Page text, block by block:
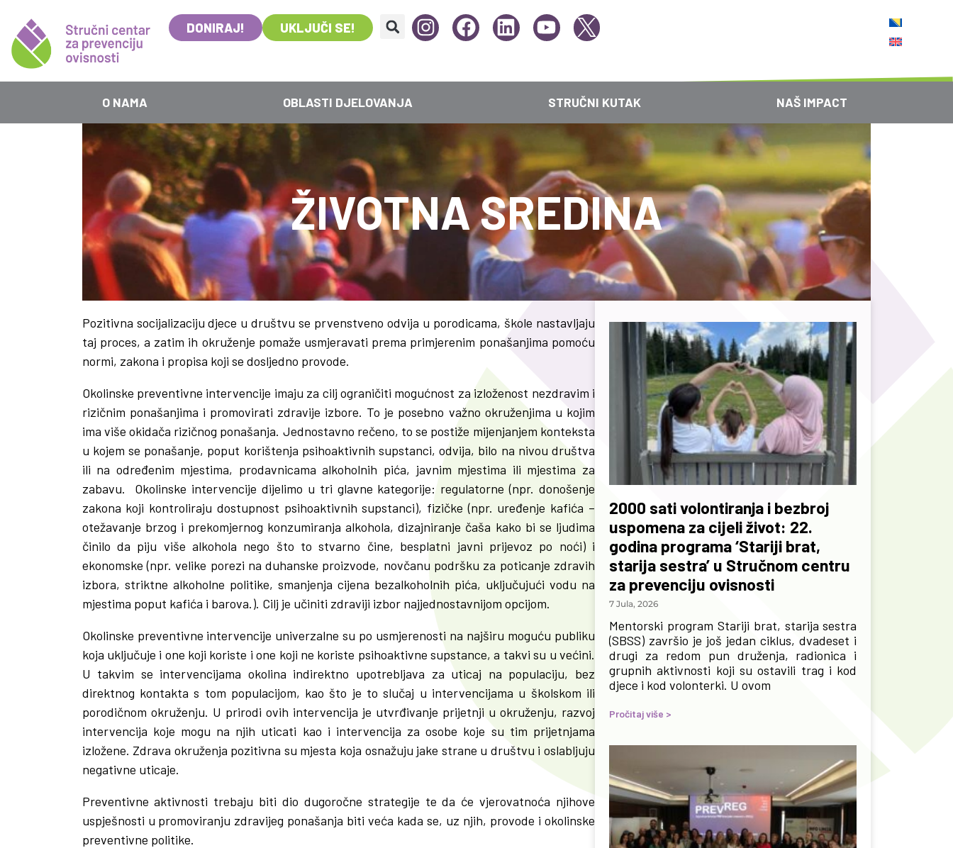
DONIRAJ! UKLJUČI SE!
O NAMA OBLASTI DJELOVANJA STRUČNI KUTAK NAŠ IMPACT
ŽIVOTNA SREDINA
Pozitivna socijalizaciju djece u društvu se prvenstveno odvija u porodicama, škole nastavljaju
taj proces, a zatim ih okruženje pomaže usmjeravati prema primjerenim ponašanjima pomoću
normi, zakona i propisa koji se dosljedno provode.
Okolinske preventivne intervencije imaju za cilj ograničiti mogućnost za izloženost nezdravim i
rizičnim ponašanjima i promovirati zdravije izbore. To je posebno važno okruženjima u kojim
ima više okidača rizičnog ponašanja. Jednostavno rečeno, to se postiže mijenjanjem konteksta
u kojem se ponašanje, poput korištenja psihoaktivnih supstanci, odvija, bilo na nivou društva
ili na određenim mjestima, prodavnicama alkoholnih pića, javnim mjestima ili mjestima za
zabavu. Okolinske intervencije dijelimo u tri glavne kategorije: regulatorne (npr. donošenje
zakona koji kontroliraju dostupnost psihoaktivnih supstanci), fizičke (npr. uređenje kafića –
otežavanje brzog i prekomjernog konzumiranja alkohola, dizajniranje čaša kako bi se ljudima
činilo da piju više alkohola nego što to stvarno čine, besplatni javni prijevoz po noći) i
ekonomske (npr. velike porezi na duhanske proizvode, novčanu podršku za poticanje zdravih
izbora, striktne alkoholne politike, smanjenja cijena bezalkoholnih pića, uključujući vodu na
mjestima poput kafića i barova.). Cilj je učiniti zdraviji izbor najjednostavnijom opcijom.
Okolinske preventivne intervencije univerzalne su po usmjerenosti na najširu moguću publiku
koja uključuje i one koji koriste i one koji ne koriste psihoaktivne supstance, a takvi su u većini.
U takvim se intervencijama okolina indirektno upotrebljava za uticaj na populaciju, bez
direktnog kontakta s tom populacijom, kao što je to slučaj u intervencijama u školskom ili
porodičnom okruženju. U prirodi ovih intervencija je utvrđivanje prijetnji u okruženju, razvoj
intervencija koje mogu na njih uticati kao i intervencija za osobe koje su tim prijetnjama
izložene. Zdrava okruženja pozitivna su mjesta koja osnažuju jake strane u društvu i oslabljuju
negativne uticaje.
Preventivne aktivnosti trebaju biti dio dugoročne strategije te da će vjerovatnoća njihove
uspješnosti u promoviranju zdravijeg ponašanja biti veća kada se, uz njih, provode i okolinske
preventivne politike.
2000 sati volontiranja i bezbroj
uspomena za cijeli život: 22.
godina programa ‘Stariji brat,
starija sestra’ u Stručnom centru
za prevenciju ovisnosti
7 Jula, 2026
Mentorski program Stariji brat, starija sestra
(SBSS) završio je još jedan ciklus, dvadeset i
drugi za redom pun druženja, radionica i
grupnih aktivnosti koji su ostavili trag i kod
djece i kod volonterki. U ovom
Pročitaj više >